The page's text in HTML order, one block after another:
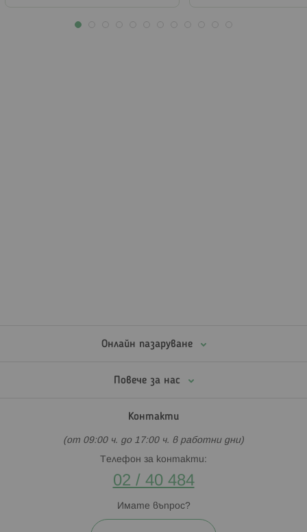
Онлайн пазаруване
Повече за нас
Контакти
(от 09:00 ч. до 17:00 ч. в работни дни)
Телефон за контакти:
02 / 40 484
Имате въпрос?